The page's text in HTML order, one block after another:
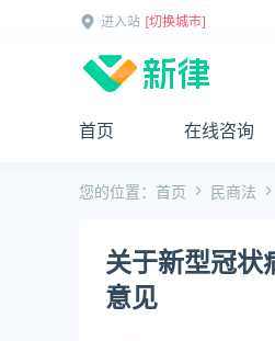
进入站 [切换城市]
首页 在线咨询
您的位置： 首页 民商法
关于新型冠状
意见